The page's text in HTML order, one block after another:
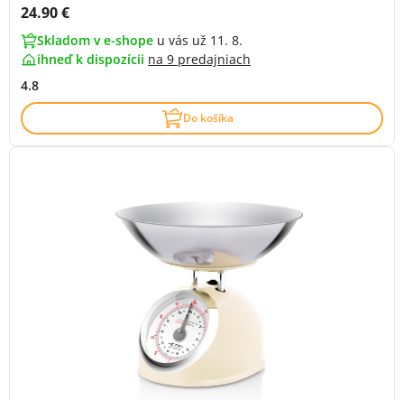
Cena s DPH:
24.90 €
Skladom v e-shope u vás už 11. 8.
ihneď k dispozícii na 9 predajniach
4.8
Do košíka